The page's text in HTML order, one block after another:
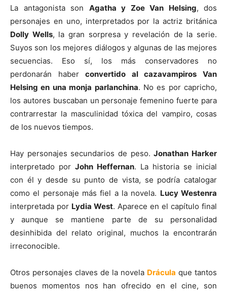
La antagonista son Agatha y Zoe Van Helsing, dos
personajes en uno, interpretados por la actriz británica
Dolly Wells, la gran sorpresa y revelación de la serie.
Suyos son los mejores diálogos y algunas de las mejores
secuencias. Eso sí, los más conservadores no
perdonarán haberconvertido al cazavampiros Van
Helsing en una monja parlanchina. No es por capricho,
los autores buscaban un personaje femenino fuerte para
contrarrestar la masculinidad tóxica del vampiro, cosas
de los nuevos tiempos.
Hay personajes secundarios de peso.Jonathan Harker
interpretado por John Heffernan. La historia se inicial
con él y desde su punto de vista, se podría catalogar
como el personaje más fiel a la novela. Lucy Westenra
interpretada por Lydia West. Aparece en el capítulo final
y aunque se mantiene parte de su personalidad
desinhibida del relato original, muchos la encontrarán
irreconocible.
Otros personajes claves de la novela Drácula que tantos
buenos momentos nos han ofrecido en el cine, son